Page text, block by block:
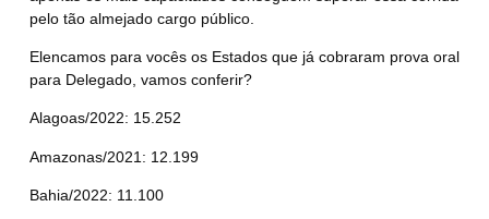
pelo tão almejado cargo público.
Elencamos para vocês os Estados que já cobraram prova oral
para Delegado, vamos conferir?
Alagoas/2022: 15.252
Amazonas/2021: 12.199
Bahia/2022: 11.100